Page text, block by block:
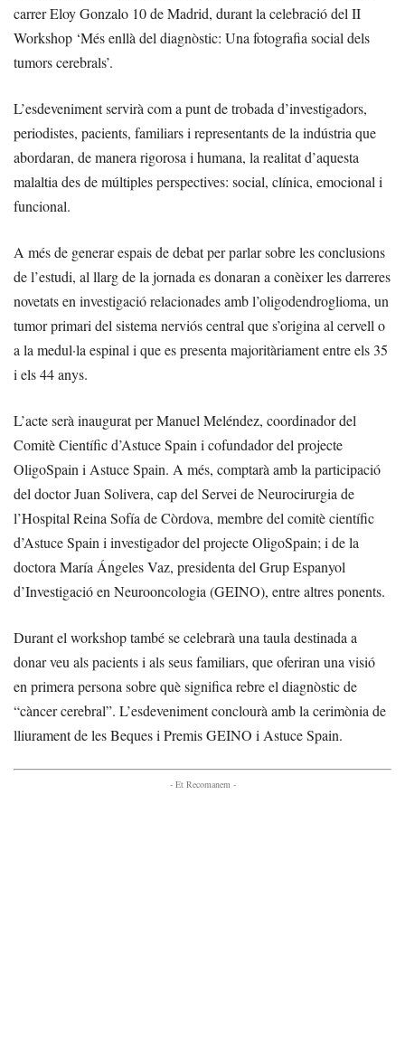
carrer Eloy Gonzalo 10 de Madrid, durant la celebració del II
Workshop ‘Més enllà del diagnòstic: Una fotografia social dels
tumors cerebrals’.
L’esdeveniment servirà com a punt de trobada d’investigadors,
periodistes, pacients, familiars i representants de la indústria que
abordaran, de manera rigorosa i humana, la realitat d’aquesta
malaltia des de múltiples perspectives: social, clínica, emocional i
funcional.
A més de generar espais de debat per parlar sobre les conclusions
de l’estudi, al llarg de la jornada es donaran a conèixer les darreres
novetats en investigació relacionades amb l’oligodendroglioma, un
tumor primari del sistema nerviós central que s’origina al cervell o
a la medul·la espinal i que es presenta majoritàriament entre els 35
i els 44 anys.
L’acte serà inaugurat per Manuel Meléndez, coordinador del
Comitè Científic d’Astuce Spain i cofundador del projecte
OligoSpain i Astuce Spain. A més, comptarà amb la participació
del doctor Juan Solivera, cap del Servei de Neurocirurgia de
l’Hospital Reina Sofía de Còrdova, membre del comitè científic
d’Astuce Spain i investigador del projecte OligoSpain; i de la
doctora María Ángeles Vaz, presidenta del Grup Espanyol
d’Investigació en Neurooncologia (GEINO), entre altres ponents.
Durant el workshop també se celebrarà una taula destinada a
donar veu als pacients i als seus familiars, que oferiran una visió
en primera persona sobre què significa rebre el diagnòstic de
“càncer cerebral”. L’esdeveniment conclourà amb la cerimònia de
lliurament de les Beques i Premis GEINO i Astuce Spain.
- Et Recomanem -